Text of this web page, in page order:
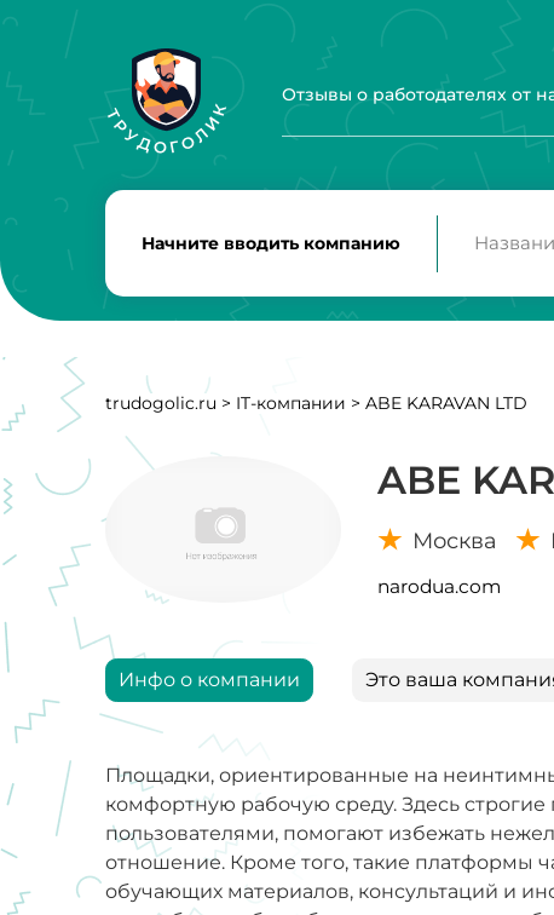
Отзывы о работодателях от
Начните вводить компанию
trudogolic.ru > IT-компании > ABE KARAVAN LTD
ABE
Москва
narodua.com
Инфо о компании Это ваша
Площадки, ориентированные на
комфортную рабочую среду. Здесь
пользователями, помогают избежать
отношение. Кроме того, такие платформы
обучающих материалов, консультаций и